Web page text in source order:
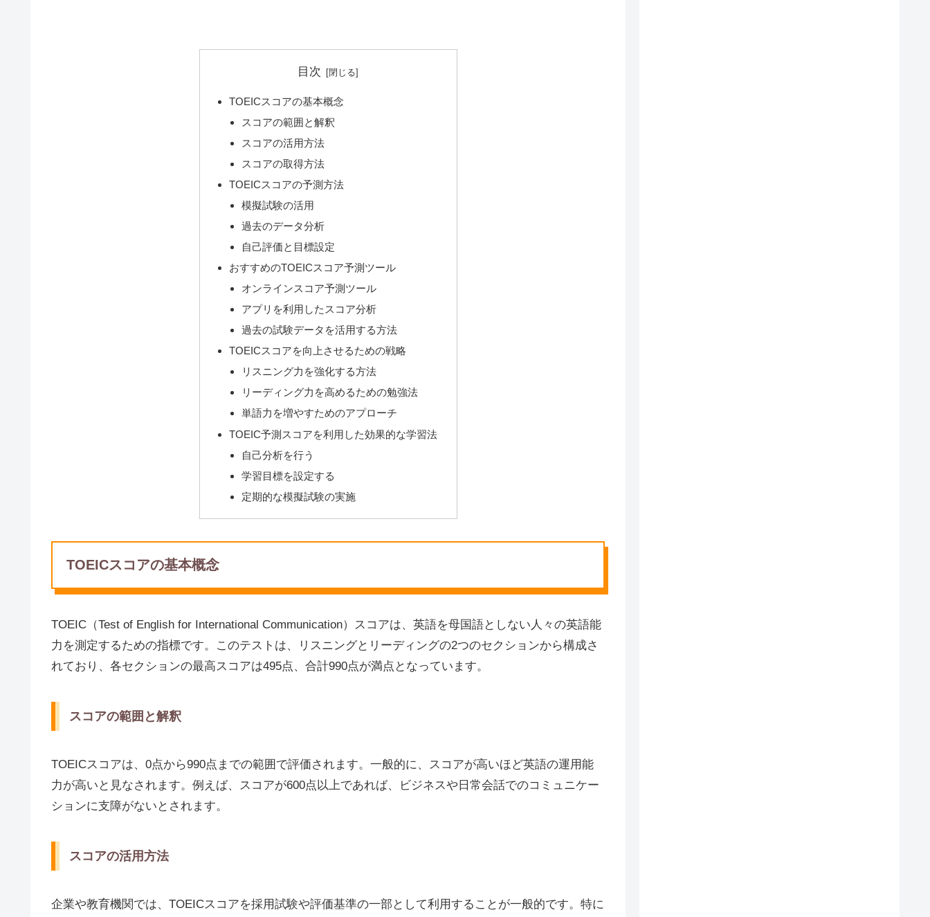
目次
TOEICスコアの基本概念
スコアの範囲と解釈
スコアの活用方法
スコアの取得方法
TOEICスコアの予測方法
模擬試験の活用
過去のデータ分析
自己評価と目標設定
おすすめのTOEICスコア予測ツール
オンラインスコア予測ツール
アプリを利用したスコア分析
過去の試験データを活用する方法
TOEICスコアを向上させるための戦略
リスニング力を強化する方法
リーディング力を高めるための勉強法
単語力を増やすためのアプローチ
TOEIC予測スコアを利用した効果的な学習法
自己分析を行う
学習目標を設定する
定期的な模擬試験の実施
TOEICスコアの基本概念
TOEIC（Test of English for International Communication）スコアは、英語を母国語としない人々の英語能
力を測定するための指標です。このテストは、リスニングとリーディングの2つのセクションから構成さ
れており、各セクションの最高スコアは495点、合計990点が満点となっています。
スコアの範囲と解釈
TOEICスコアは、0点から990点までの範囲で評価されます。一般的に、スコアが高いほど英語の運用能
力が高いと見なされます。例えば、スコアが600点以上であれば、ビジネスや日常会話でのコミュニケー
ションに支障がないとされます。
スコアの活用方法
企業や教育機関では、TOEICスコアを採用試験や評価基準の一部として利用することが一般的です。特に